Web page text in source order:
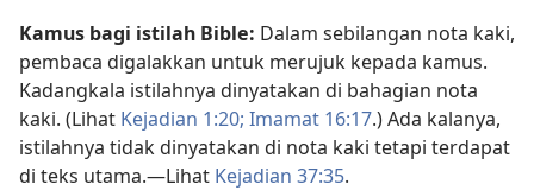
Kamus bagi istilah Bible: Dalam sebilangan nota kaki,
pembaca digalakkan untuk merujuk kepada kamus.
Kadangkala istilahnya dinyatakan di bahagian nota
kaki. (Lihat Kejadian 1:20; Imamat 16:17.) Ada kalanya,
istilahnya tidak dinyatakan di nota kaki tetapi terdapat
di teks utama.—Lihat Kejadian 37:35.